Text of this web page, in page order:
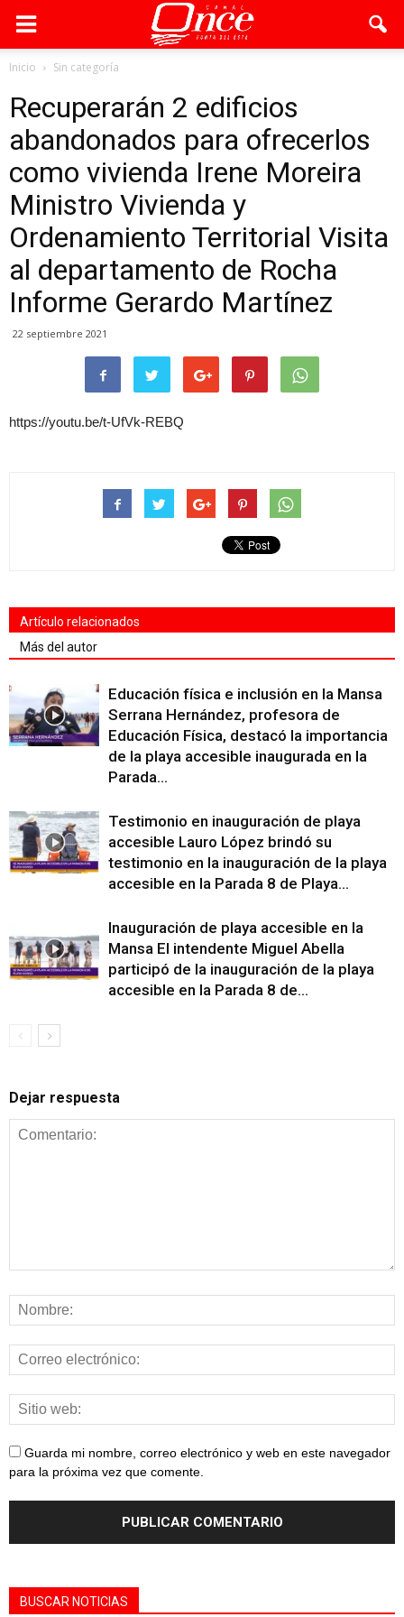
Inicio Sin categoría
Recuperarán 2 edificios
abandonados para ofrecerlos
como vivienda Irene Moreira
Ministro Vivienda y
Ordenamiento Territorial Visita
al departamento de Rocha
Informe Gerardo Martínez
22 septiembre 2021
https://youtu.be/t-UfVk-REBQ
Artículo relacionados
Más del autor
Educación física e inclusión en la Mansa
Serrana Hernández, profesora de
Educación Física, destacó la importancia
de la playa accesible inaugurada en la
Parada...
Testimonio en inauguración de playa
accesible Lauro López brindó su
testimonio en la inauguración de la playa
accesible en la Parada 8 de Playa...
Inauguración de playa accesible en la
Mansa El intendente Miguel Abella
participó de la inauguración de la playa
accesible en la Parada 8 de...
Dejar respuesta
Guarda mi nombre, correo electrónico y web en este navegador
para la próxima vez que comente.
BUSCAR NOTICIAS